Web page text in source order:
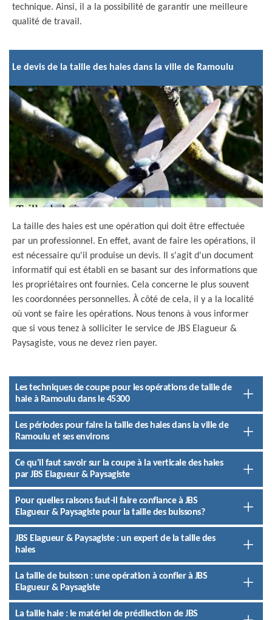
technique. Ainsi, il a la possibilité de garantir une meilleure
qualité de travail.
Le devis de la taille des haies dans la ville de Ramoulu
La taille des haies est une opération qui doit être effectuée
par un professionnel. En effet, avant de faire les opérations, il
est nécessaire qu'il produise un devis. Il s'agit d'un document
informatif qui est établi en se basant sur des informations que
les propriétaires ont fournies. Cela concerne le plus souvent
les coordonnées personnelles. À côté de cela, il y a la localité
où vont se faire les opérations. Nous tenons à vous informer
que si vous tenez à solliciter le service de JBS Elagueur &
Paysagiste, vous ne devez rien payer.
Les techniques de coupe pour les opérations de taille de
haie à Ramoulu dans le 45300
Les périodes pour faire la taille des haies dans la ville de
Ramoulu et ses environs
Ce qu'il faut savoir sur la coupe à la verticale des haies
par JBS Elagueur & Paysagiste
Pour quelles raisons faut-il faire confiance à JBS
Elagueur & Paysagiste pour la taille des buissons?
JBS Elagueur & Paysagiste : un expert de la taille des
haies
La taille de buisson : une opération à confier à JBS
Elagueur & Paysagiste
La taille haie : le matériel de prédilection de JBS